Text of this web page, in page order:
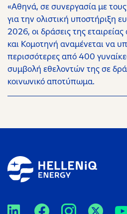
«Αθηνά, σε συνεργασία με
για την ολιστική υποστήριξη
2026, οι δράσεις της
και Κομοτηνή αναμένεται να
περισσότερες από 400
συμβολή εθελοντών της σε
κοινωνικό αποτύπωμα.